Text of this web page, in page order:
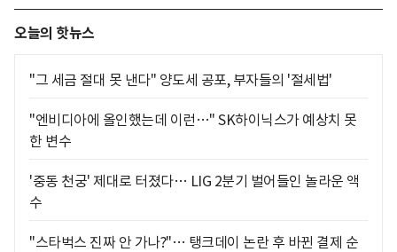
오늘의 핫뉴스
"그 세금 절대 못 낸다" 양도세 공포, 부자들의 '절세법'
"엔비디아에 올인했는데 이런…" SK하이닉스가 예상치 못
한 변수
'중동 천궁' 제대로 터졌다… LIG 2분기 벌어들인 놀라운 액
수
"스타벅스 진짜 안 가나?"… 탱크데이 논란 후 바뀐 결제 순